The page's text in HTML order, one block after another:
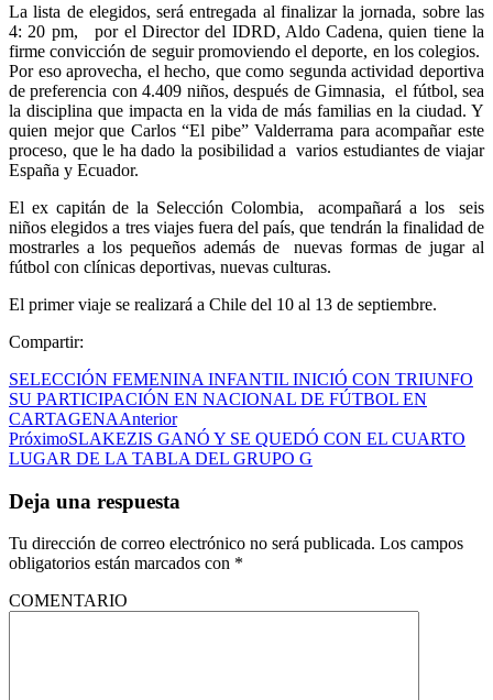
La lista de elegidos, será entregada al finalizar la jornada, sobre las
4: 20 pm, por el Director del IDRD, Aldo Cadena, quien tiene la
firme convicción de seguir promoviendo el deporte, en los colegios.
Por eso aprovecha, el hecho, que como segunda actividad deportiva
de preferencia con 4.409 niños, después de Gimnasia, el fútbol, sea
la disciplina que impacta en la vida de más familias en la ciudad. Y
quien mejor que Carlos “El pibe” Valderrama para acompañar este
proceso, que le ha dado la posibilidad a varios estudiantes de viajar
España y Ecuador.
El ex capitán de la Selección Colombia, acompañará a los seis
niños elegidos a tres viajes fuera del país, que tendrán la finalidad de
mostrarles a los pequeños además de nuevas formas de jugar al
fútbol con clínicas deportivas, nuevas culturas.
El primer viaje se realizará a Chile del 10 al 13 de septiembre.
Compartir:
SELECCIÓN FEMENINA INFANTIL INICIÓ CON TRIUNFO
SU PARTICIPACIÓN EN NACIONAL DE FÚTBOL EN
CARTAGENAAnterior
PróximoSLAKEZIS GANÓ Y SE QUEDÓ CON EL CUARTO
LUGAR DE LA TABLA DEL GRUPO G
Deja una respuesta
Tu dirección de correo electrónico no será publicada. Los campos
obligatorios están marcados con *
COMENTARIO